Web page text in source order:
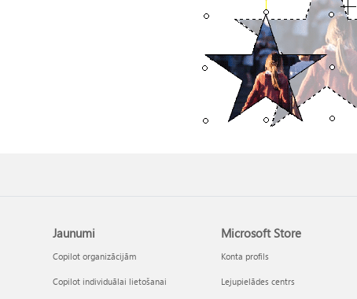
Jaunumi
Copilot organizācijām
Copilot individuālai lietošanai
Microsoft Store
Konta profils
Lejupielādes centrs